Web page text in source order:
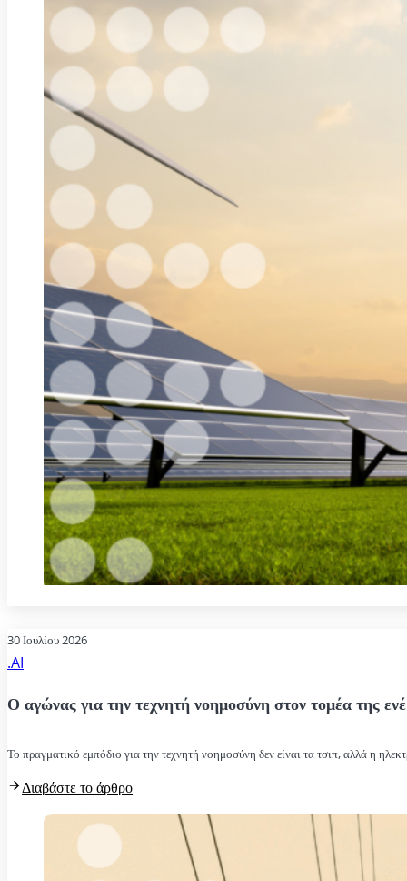
30 Ιουλίου 2026
.AI
Ο αγώνας για την τεχνητή νοημοσύνη στον τομέα της
Το πραγματικό εμπόδιο για την τεχνητή νοημοσύνη δεν είναι τα τσιπ, αλλά η
Διαβάστε το άρθρο